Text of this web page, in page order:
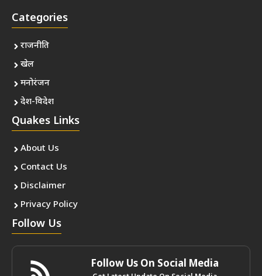
Categories
राजनीति
खेल
मनोरंजन
देश-विदेश
Quakes Links
About Us
Contact Us
Disclaimer
Privacy Policy
Follow Us
Follow Us On Social Media